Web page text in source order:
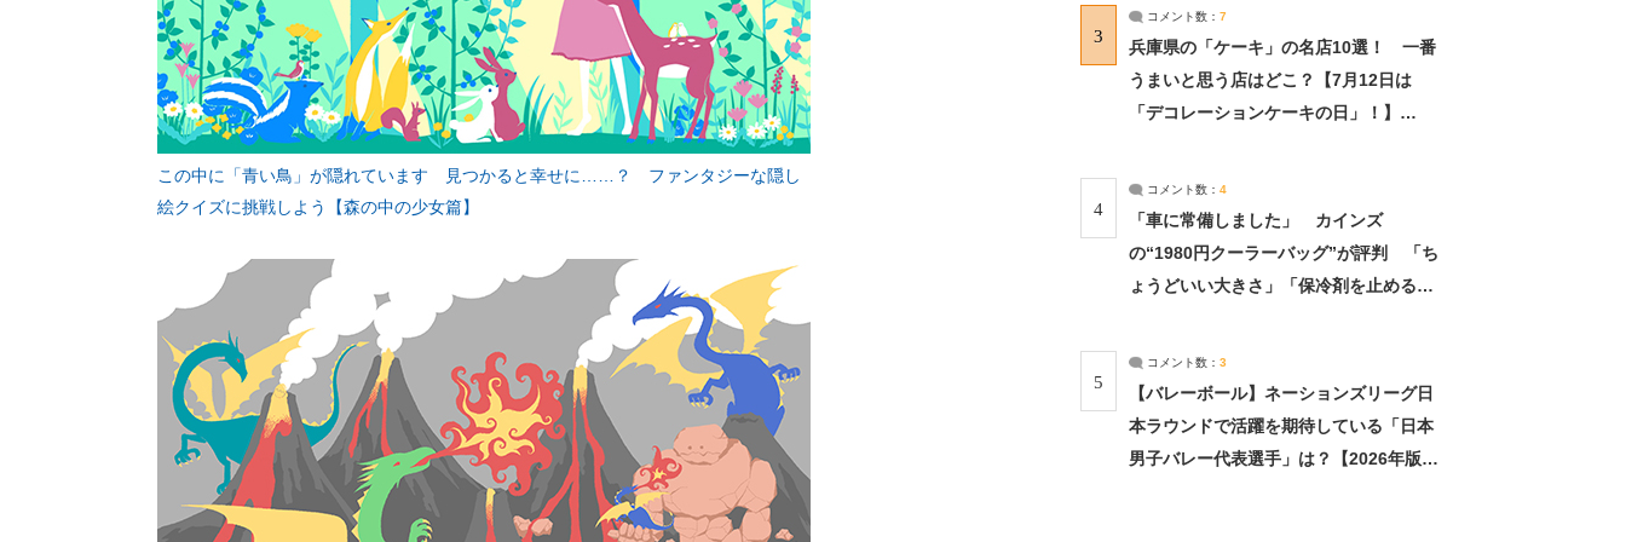
この中に「青い鳥」が隠れています 見つかると幸せに……？ ファンタジーな隠し
絵クイズに挑戦しよう【森の中の少女篇】
3
コメント数： 7
兵庫県の「ケーキ」の名店10選！ 一番
うまいと思う店はどこ？【7月12日は
「デコレーションケーキの日」！】
4
コメント数： 4
「車に常備しました」 カインズ
の“1980円クーラーバッグ”が評判 「ち
ょうどいい大きさ」「保冷剤を止めるベ
5
コメント数： 3
【バレーボール】ネーションズリーグ日
本ラウンドで活躍を期待している「日本
男子バレー代表選手」は？【2026年版・